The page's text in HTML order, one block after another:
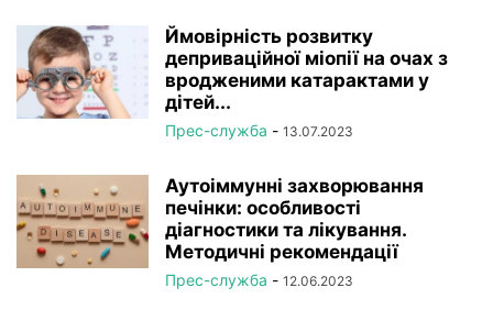
Ймовірність розвитку
деприваційної міопії на очах з
вродженими катарактами у
дітей...
Прес-служба - 13.07.2023
Аутоіммунні захворювання
печінки: особливості
діагностики та лікування.
Методичні рекомендації
Прес-служба - 12.06.2023